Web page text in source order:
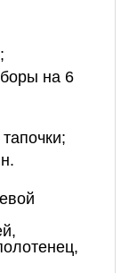
на 6